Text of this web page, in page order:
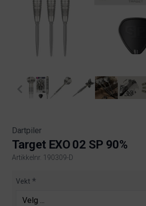
Dartpiler
Target EXO 02 SP 90%
Artikkelnr. 190309-D
Product information
Vekt